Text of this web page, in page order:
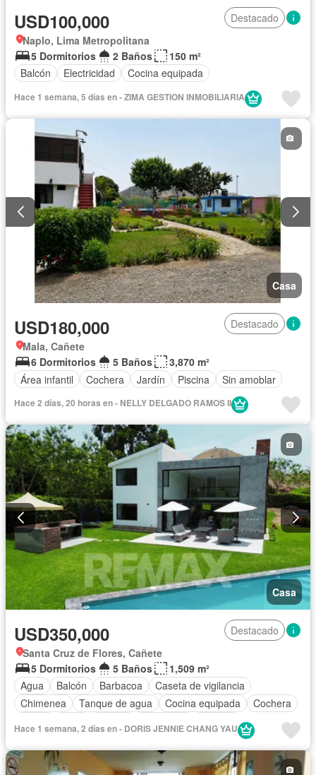
USD100,000
Destacado
Naplo, Lima Metropolitana
5 Dormitorios
2 Baños
150 m²
Balcón
Electricidad Cocina equipada
Hace 1 semana, 5 días en - ZIMA GESTION INMOBILIARIA
Casa
USD180,000
Destacado
Mala, Cañete
6 Dormitorios
5 Baños
3,870 m²
Área infantil
Cochera Jardín Piscina Sin amoblar
Hace 2 días, 20 horas en - NELLY DELGADO RAMOS II
Casa
USD350,000
Destacado
Santa Cruz de Flores, Cañete
5 Dormitorios
5 Baños
1,509 m²
Agua
Balcón Barbacoa
Caseta de vigilancia
Chimenea
Tanque de agua Cocina equipada
Cochera
Hace 1 semana, 2 días en - DORIS JENNIE CHANG YAU